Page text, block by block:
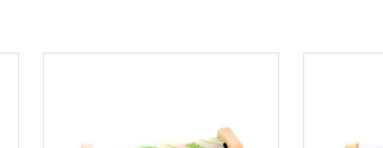
Visa fler